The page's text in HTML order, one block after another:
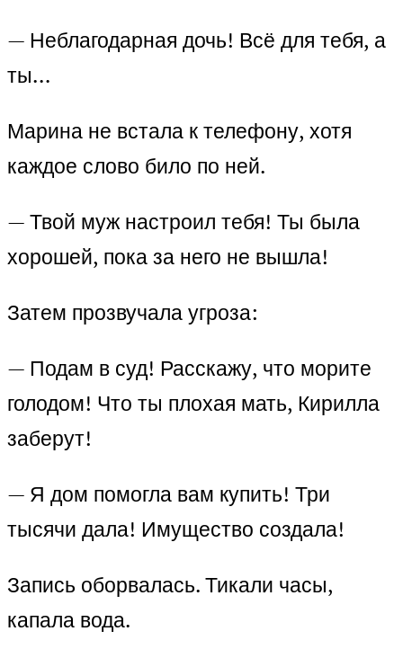
— Неблагодарная дочь! Всё для тебя, а
ты…
Марина не встала к телефону, хотя
каждое слово било по ней.
— Твой муж настроил тебя! Ты была
хорошей, пока за него не вышла!
Затем прозвучала угроза:
— Подам в суд! Расскажу, что морите
голодом! Что ты плохая мать, Кирилла
заберут!
— Я дом помогла вам купить! Три
тысячи дала! Имущество создала!
Запись оборвалась. Тикали часы,
капала вода.